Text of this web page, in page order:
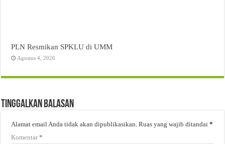
PLN Resmikan SPKLU di UMM
Agustus 4, 2026
Tinggalkan Balasan
Alamat email Anda tidak akan dipublikasikan. Ruas yang wajib ditandai*
Komentar*